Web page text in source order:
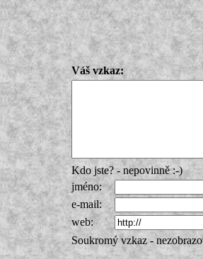
Váš vzkaz:
Kdo jste? - nepovinně :-)
jméno:
e-mail:
web:
Soukromý vzkaz -